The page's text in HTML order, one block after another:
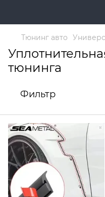
Тюнинг авто
тюнинга
Фильтр